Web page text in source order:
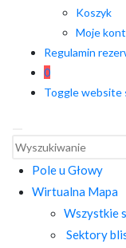
Koszyk
Moje
Regulamin
0
Toggle website
Pole u Głowy
Wirtualna Mapa
Wszystkie
Sektory